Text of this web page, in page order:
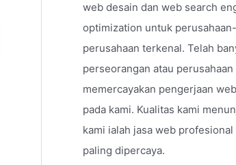
web desain dan web search
optimization untuk perusahaan-
perusahaan terkenal. Telah
perseorangan atau perusahaan
memercayakan pengerjaan
pada kami. Kualitas kami
kami ialah jasa web profesional
paling dipercaya.